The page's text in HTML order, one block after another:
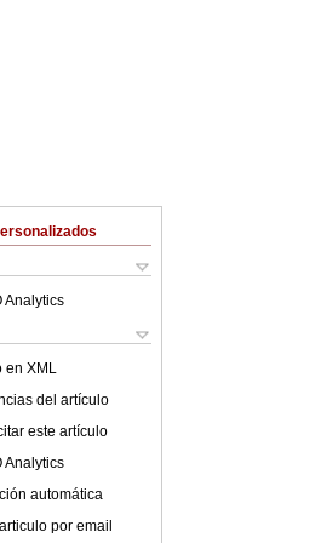
Analytics
en XML
del artículo
este artículo
Analytics
automática
por email